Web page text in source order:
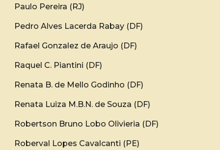
Paulo Pereira (RJ)
Pedro Alves Lacerda Rabay (DF)
Rafael Gonzalez de Araujo (DF)
Raquel C. Piantini (DF)
Renata B. de Mello Godinho (DF)
Renata Luiza M.B.N. de Souza (DF)
Robertson Bruno Lobo Olivieria (DF)
Roberval Lopes Cavalcanti (PE)